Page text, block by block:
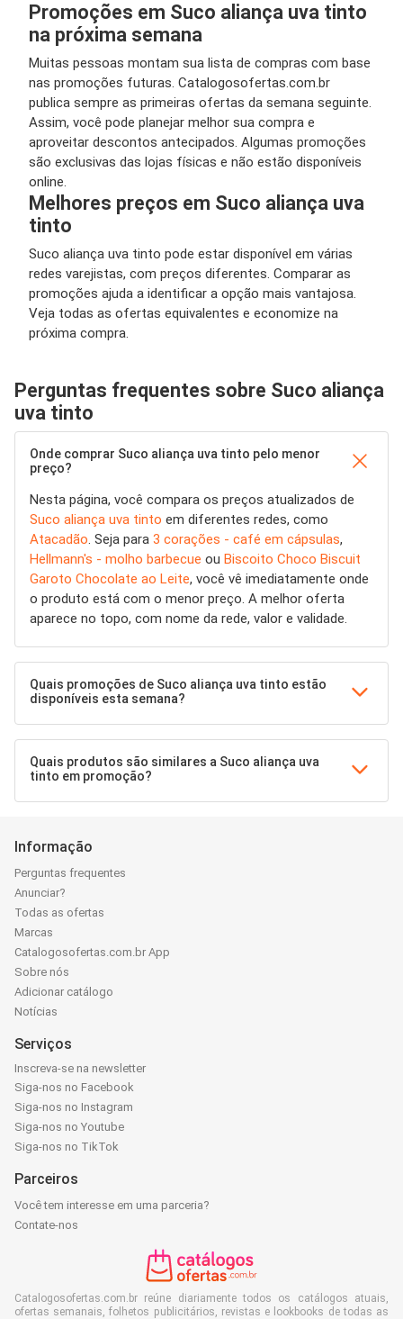
Promoções em Suco aliança uva tinto
na próxima semana
Muitas pessoas montam sua lista de compras com base
nas promoções futuras. Catalogosofertas.com.br
publica sempre as primeiras ofertas da semana seguinte.
Assim, você pode planejar melhor sua compra e
aproveitar descontos antecipados. Algumas promoções
são exclusivas das lojas físicas e não estão disponíveis
online.
Melhores preços em Suco aliança uva
tinto
Suco aliança uva tinto pode estar disponível em várias
redes varejistas, com preços diferentes. Comparar as
promoções ajuda a identificar a opção mais vantajosa.
Veja todas as ofertas equivalentes e economize na
próxima compra.
Perguntas frequentes sobre Suco aliança
uva tinto
Onde comprar Suco aliança uva tinto pelo menor
preço?
Nesta página, você compara os preços atualizados de
Suco aliança uva tinto em diferentes redes, como
Atacadão. Seja para 3 corações - café em cápsulas,
Hellmann's - molho barbecue ou Biscoito Choco Biscuit
Garoto Chocolate ao Leite, você vê imediatamente onde
o produto está com o menor preço. A melhor oferta
aparece no topo, com nome da rede, valor e validade.
Quais promoções de Suco aliança uva tinto estão
disponíveis esta semana?
Quais produtos são similares a Suco aliança uva
tinto em promoção?
Informação
Perguntas frequentes
Anunciar?
Todas as ofertas
Marcas
Catalogosofertas.com.br App
Sobre nós
Adicionar catálogo
Notícias
Serviços
Inscreva-se na newsletter
Siga-nos no Facebook
Siga-nos no Instagram
Siga-nos no Youtube
Siga-nos no TikTok
Parceiros
Você tem interesse em uma parceria?
Contate-nos
Catalogosofertas.com.br reúne diariamente todos os catálogos atuais,
ofertas semanais, folhetos publicitários, revistas e lookbooks de todas as